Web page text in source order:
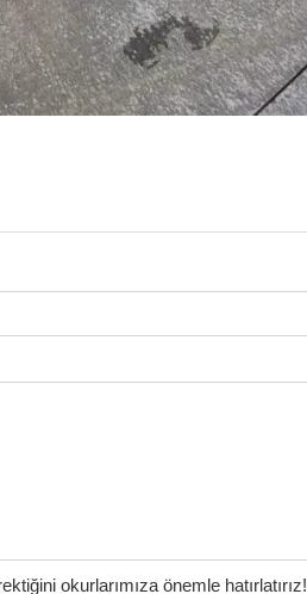
okurlarımıza önemle hatırlatırız!